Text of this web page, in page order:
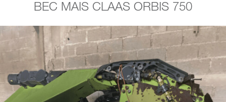
BEC MAIS CLAAS ORBIS 750